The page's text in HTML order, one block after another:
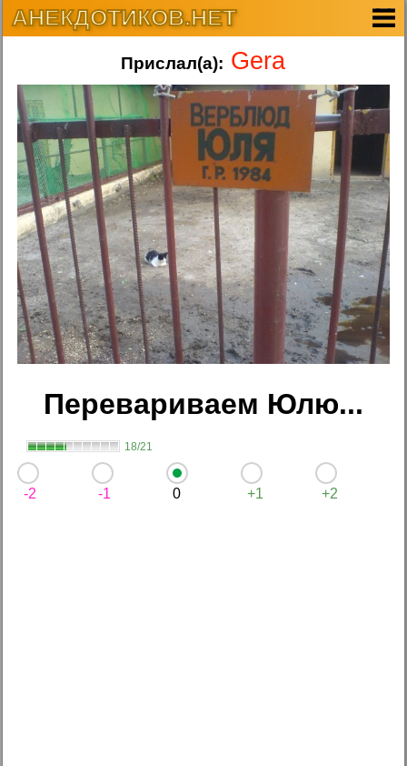
АНЕКДОТИКОВ.НЕТ
Прислал(а): Gera
Перевариваем Юлю...
18/21
-2 -1 0 +1 +2